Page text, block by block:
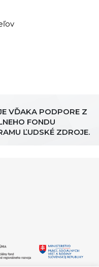
VĎAKA PODPORE Z
FONDU
ĽUDSKÉ ZDROJE.